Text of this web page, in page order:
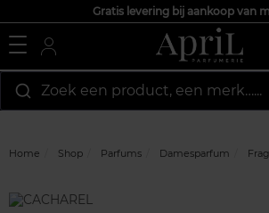
Gratis levering bij aankoop van
Zoek een product, een merk…...
Home Shop Parfums Damesparfum
Marque